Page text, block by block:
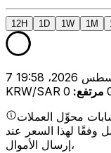
12H 1D 1W 1M
KRW/SAR
مرتفع:
0
محوِّل العملات
وفقًا لهذا السعر عند
إرسال الأموال،